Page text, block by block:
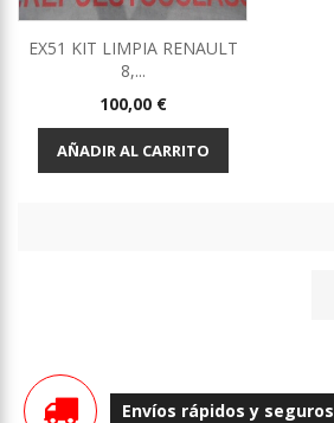
EX51 KIT LIMPIA RENAULT
8,...
Precio
100,00 €
AÑADIR AL CARRITO
Envíos rápidos y seguros